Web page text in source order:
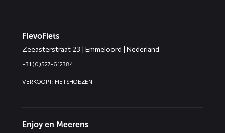
FlevoFiets
Zeeasterstraat 23 | Emmeloord | Nederland
+31 (0)527-612384
VERKOOPT: FIETSHOEZEN
Enjoy en Meerens